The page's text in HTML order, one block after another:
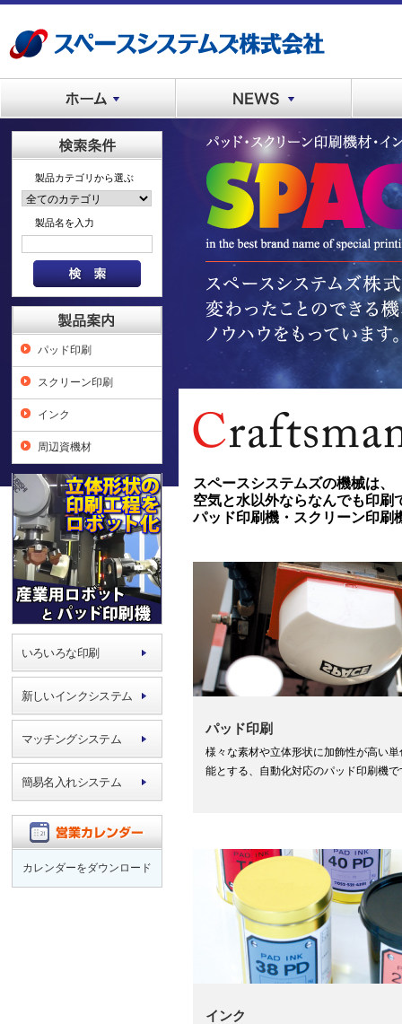
製品カテゴリから選ぶ
製品名を入力
パッド印刷
スクリーン印刷
インク
周辺資機材
いろいろな印刷
新しいインクシステム
マッチングシステム
簡易名入れシステム
カレンダーをダウンロード
スペースシステムズの機械は、
空気と水以外ならなんでも印刷
パッド印刷機・スクリーン印刷
パッド印刷
様々な素材や立体形状に加飾性が高い
能とする、自動化対応のパッド印刷機で
インク